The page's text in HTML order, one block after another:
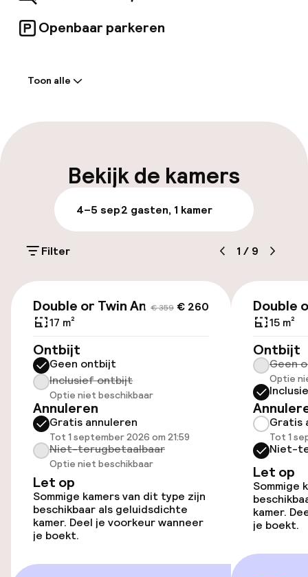
Openbaar parkeren
Meertalige medewerkers
Parkeren & mobiliteit
Openbaar parkeren
Toegankelijkheid
Lift
Zwemmen & wellness
Turks stoombad (hamam)
Spacentrum
Fitnessruimte / gym
Entertainment
Gratis wifi
Toon alle
Bekijk de kamers
4–5 sep2 gasten, 1 kamer
Filter 1 / 9
€ 359 € 260
Double or Twin Annex
17 m²
Ontbijt
Geen ontbijt
Inclusief ontbijt
Optie niet beschikbaar
Annuleren
Gratis annuleren
Tot 1 september 2026 om 21:59
Niet-terugbetaalbaar
Optie niet beschikbaar
Let op
Sommige kamers van dit type zijn
beschikbaar als geluidsdichte
kamer. Deel je voorkeur wanneer
je boekt.
Double
15 m²
Ontbijt
Geen
Optie
Gratis
Tot 1
Niet-
Let op
Sommige
kamer.
je boekt.